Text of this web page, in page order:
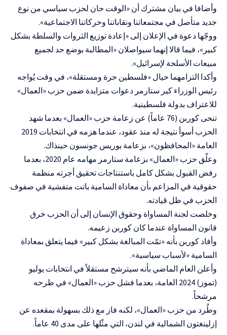
وأضافا في بيان مشترك أن «الوقت حان لحزب سياسي من نوع
جديد متأصل في مجتمعاتنا ونقاباتنا وحركاتنا الاجتماعية».
ووجّها دعوة في الإعلان إلى «إعادة توزيع الثروات والسلطة بشكل
كبير»، فيما قالا إنهما سيواصلان «المطالبة بوضع حد لجميع
مبيعات الأسلحة لإسرائيل».
وأكدا التزامهما حيال «فلسطين حرة ومستقلة»، في وقت يُواجه
رئيس الوزراء كير ستارمر دعوات متزايدة ضمن حزب «العمال»
للاعتراف بدولة فلسطينية.
تنحى كوربن (76 عاماً) عن زعامة حزب «العمال» بعدما شهد
الحزب أسوأ نتيجة له منذ عقود، عندما هزمه في انتخابات 2019
العامة «المحافظون»، بزعامة بوريس جونسون حينذاك.
وعلّق حزب «العمال» بزعامة ستارمر مهامه عام 2020، بعدما
رفض القبول بشكل كامل باستنتاجات تحقيق أجرته منظمة
حقوقية في المزاعم بأن معاداة السامية باتت متفشية في صفوف
الحزب في ظل قيادته.
وخلصت لجنة المساواة وحقوق الإنسان إلى أن الحزب خرق
قانون المساواة عندما كان كوربن زعيمه.
وأفاد كوربن بأنه «تمّت المبالغة بشكل كبير» فيما يتعلق بمعاداة
السامية «لأسباب سياسية».
وأعلن العام الماضي بأنه سيترشح مستقلاً في انتخابات يوليو
(تموز) 2024 العامة، بعدما فشل حزب «العمال» في طرحه
مرشحاً.
وطُرد من حزب «العمال»، لكنه فاز مع ذلك بسهولة بمقعده عن
إزلينغتون الشمالية في لندن، التي مثّلها على مدى 40 عاماً.